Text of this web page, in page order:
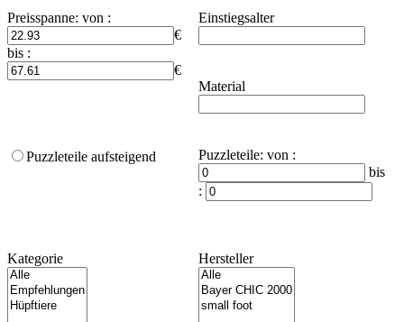
Preisspanne: von :
€
bis :
€
Einstiegsalter
Material
Puzzleteile aufsteigend Puzzleteile: von :
bis
:
Kategorie Hersteller